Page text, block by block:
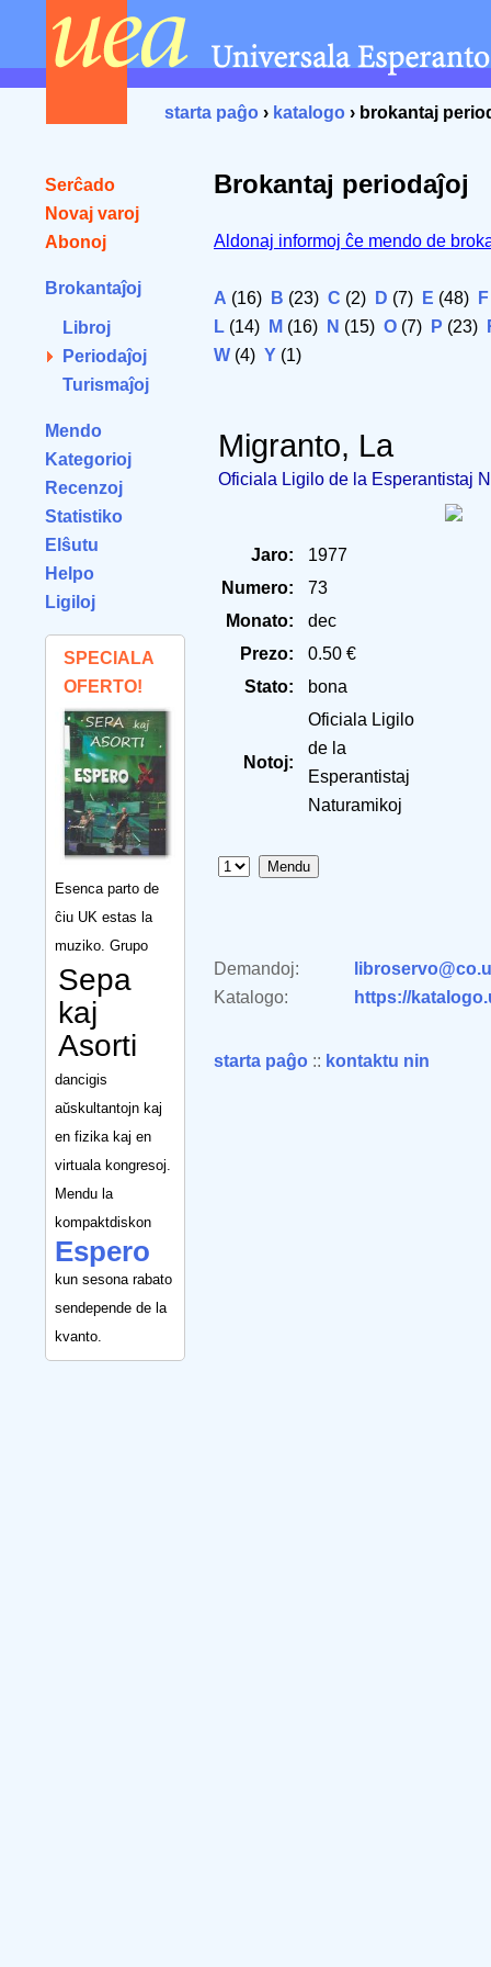
starta paĝo › katalogo › brokantaj
Serĉado
Novaj varoj
Abonoj
Brokantaĵoj
Libroj
Periodaĵoj
Turismaĵoj
Mendo
Kategorioj
Recenzoj
Statistiko
Elŝutu
Helpo
Ligiloj
SPECIALA
OFERTO!
Esenca parto de
ĉiu UK estas la
muziko. Grupo
Sepa
kaj
Asorti
dancigis
aŭskultantojn kaj
en fizika kaj en
virtuala kongresoj.
Mendu la
kompaktdiskon
Espero
kun sesona rabato
sendepende de la
kvanto.
Brokantaj periodaĵoj
Aldonaj informoj ĉe mendo de
A (16) B (23) C (2) D (7) E (48) F
L (14) M (16) N (15) O (7) P (23)
W (4) Y (1)
Migranto, La
Oficiala Ligilo de la Esperantistaj
Jaro:
1977
Numero:
73
Monato:
dec
Prezo:
0.50 €
Stato:
bona
Notoj:
Oficiala Ligilo
de la
Esperantistaj
Naturamikoj
Demandoj:
Katalogo:
https://
starta paĝo :: kontaktu nin